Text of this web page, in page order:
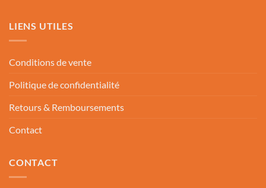
LIENS UTILES
Conditions de vente
Politique de confidentialité
Retours & Remboursements
Contact
CONTACT